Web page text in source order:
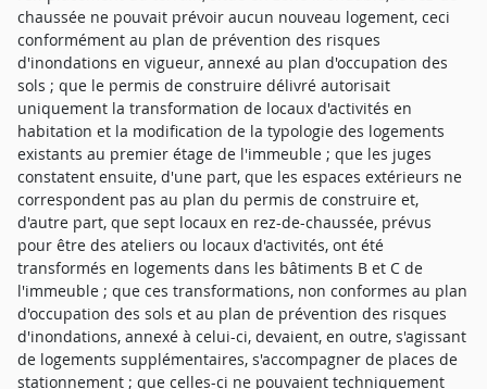
chaussée ne pouvait prévoir aucun nouveau logement, ceci
conformément au plan de prévention des risques
d'inondations en vigueur, annexé au plan d'occupation des
sols ; que le permis de construire délivré autorisait
uniquement la transformation de locaux d'activités en
habitation et la modification de la typologie des logements
existants au premier étage de l'immeuble ; que les juges
constatent ensuite, d'une part, que les espaces extérieurs ne
correspondent pas au plan du permis de construire et,
d'autre part, que sept locaux en rez-de-chaussée, prévus
pour être des ateliers ou locaux d'activités, ont été
transformés en logements dans les bâtiments B et C de
l'immeuble ; que ces transformations, non conformes au plan
d'occupation des sols et au plan de prévention des risques
d'inondations, annexé à celui-ci, devaient, en outre, s'agissant
de logements supplémentaires, s'accompagner de places de
stationnement ; que celles-ci ne pouvaient techniquement